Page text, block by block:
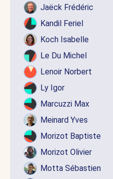
Jaëck Frédéric
Kandil Feriel
Koch Isabelle
Le Du Michel
Lenoir Norbert
Ly Igor
Marcuzzi Max
Meinard Yves
Morizot Baptiste
Morizot Olivier
Motta Sébastien